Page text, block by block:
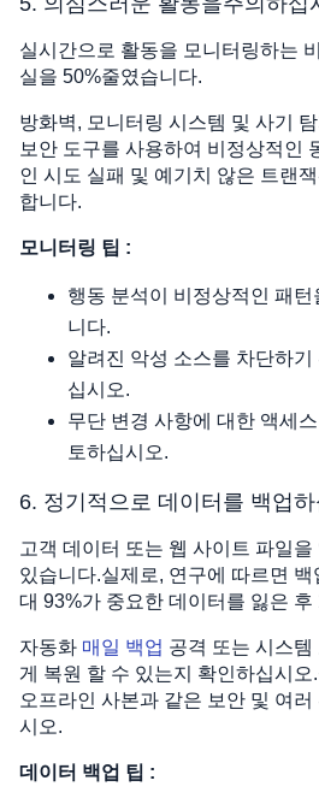
실시간으로 활동을 모니터링하는
실을 50%줄였습니다.
방화벽, 모니터링 시스템 및 사기
보안 도구를 사용하여 비정상적인
인 시도 실패 및 예기치 않은 트랜
합니다.
모니터링 팁 :
행동 분석이 비정상적인 패
니다.
알려진 악성 소스를 차단하
십시오.
무단 변경 사항에 대한 액세
토하십시오.
6. 정기적으로 데이터를 백업하
고객 데이터 또는 웹 사이트 파일
있습니다.실제로, 연구에 따르면 백
대 93%가 중요한 데이터를 잃은
자동화 매일 백업 공격 또는 시스템
게 복원 할 수 있는지 확인하십시
오프라인 사본과 같은 보안 및 여
시오.
데이터 백업 팁 :